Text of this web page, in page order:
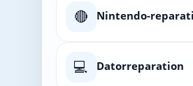
🔴 Nintendo-
💻 Datorreparation